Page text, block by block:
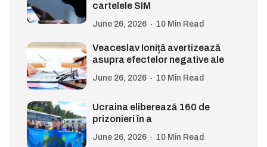
cartelele SIM
June 26, 2026 10 Min Read
Veaceslav Ioniță avertizează
asupra efectelor negative ale
June 26, 2026 10 Min Read
Ucraina eliberează 160 de
prizonieri în a
June 26, 2026 10 Min Read